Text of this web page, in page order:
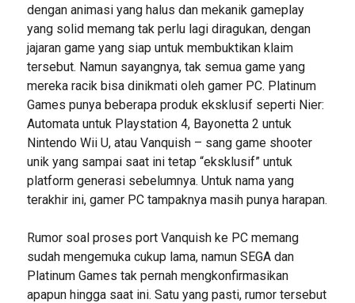
dengan animasi yang halus dan mekanik gameplay
yang solid memang tak perlu lagi diragukan, dengan
jajaran game yang siap untuk membuktikan klaim
tersebut. Namun sayangnya, tak semua game yang
mereka racik bisa dinikmati oleh gamer PC. Platinum
Games punya beberapa produk eksklusif seperti Nier:
Automata untuk Playstation 4, Bayonetta 2 untuk
Nintendo Wii U, atau Vanquish – sang game shooter
unik yang sampai saat ini tetap “eksklusif” untuk
platform generasi sebelumnya. Untuk nama yang
terakhir ini, gamer PC tampaknya masih punya harapan.
Rumor soal proses port Vanquish ke PC memang
sudah mengemuka cukup lama, namun SEGA dan
Platinum Games tak pernah mengkonfirmasikan
apapun hingga saat ini. Satu yang pasti, rumor tersebut